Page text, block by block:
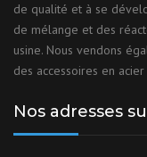
de qualité et à se
de mélange et des
usine. Nous vendons
des accessoires en
Nos adresses